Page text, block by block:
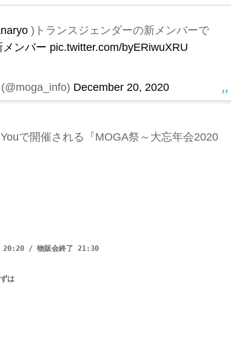
)トランスジェンダーの新メンバーで
メンバー pic.twitter.com/byERiwuXRU
December 20, 2020
で開催される『MOGA祭～大忘年会2020
20:20 / 物販会終了 21:30
は